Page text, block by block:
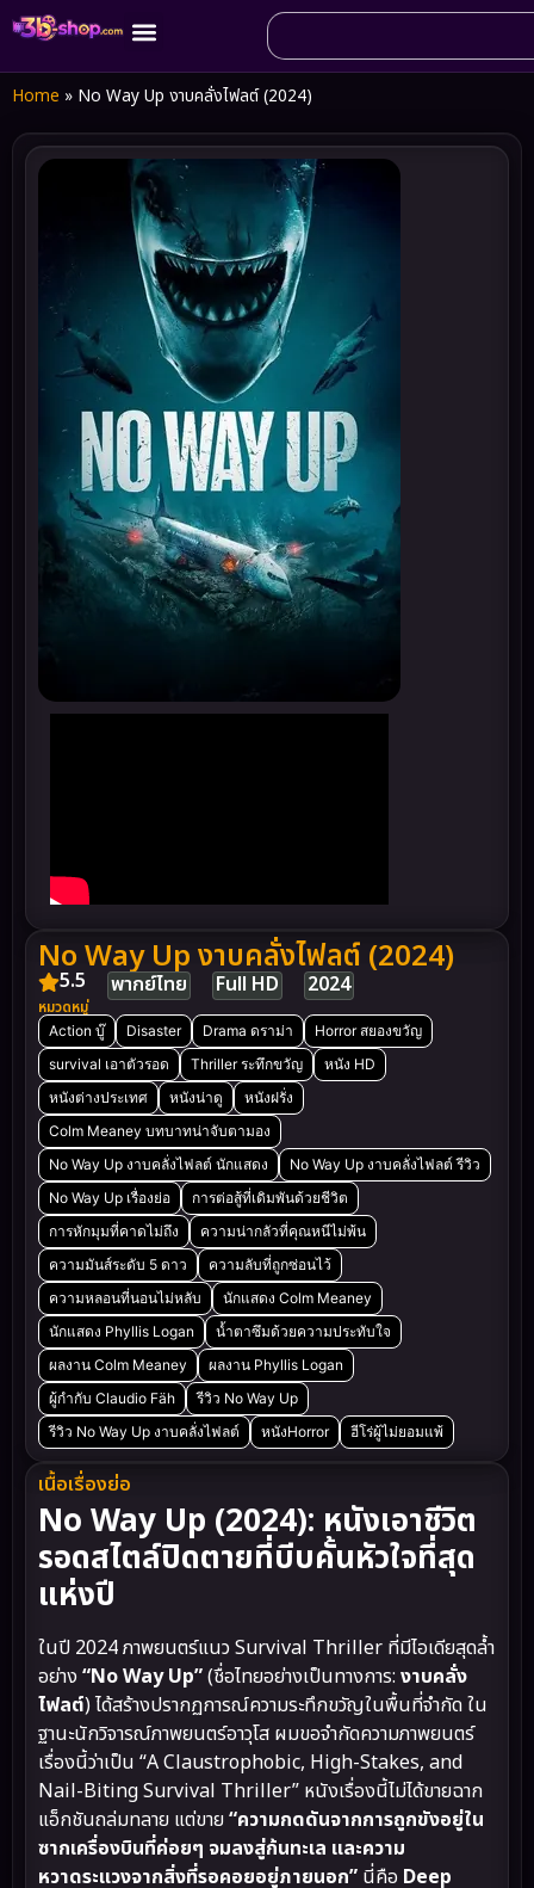
Home » No Way Up งาบคลั่งไฟลต์ (2024)
No Way Up งาบคลั่งไฟลต์ (2024)
5.5 พากย์ไทย Full HD 2024
หมวดหมู่
Action บู๊ Disaster Drama ดราม่า
Horror สยองขวัญ
survival เอาตัวรอด
Thriller ระทึกขวัญ
หนัง HD
หนังต่างประเทศ
หนังน่าดู
หนังฝรั่ง
Colm Meaney บทบาทน่าจับตามอง
No Way Up งาบคลั่งไฟลต์ นักแสดง
No Way Up งาบคลั่งไฟลต์ รีวิว
No Way Up เรื่องย่อ
การต่อสู้ที่เดิมพันด้วยชีวิต
การหักมุมที่คาดไม่ถึง
ความน่ากลัวที่คุณหนีไม่พ้น
ความมันส์ระดับ 5 ดาว
ความลับที่ถูกซ่อนไว้
ความหลอนที่นอนไม่หลับ
นักแสดง Colm Meaney
นักแสดง Phyllis Logan
น้ำตาซึมด้วยความประทับใจ
ผลงาน Colm Meaney
ผลงาน Phyllis Logan
ผู้กำกับ Claudio Fäh
รีวิว No Way Up
รีวิว No Way Up งาบคลั่งไฟลต์
หนังHorror ฮีโร่ผู้ไม่ยอมแพ้
เนื้อเรื่องย่อ
No Way Up (2024): หนังเอาชีวิต
รอดสไตล์ปิดตายที่บีบคั้นหัวใจที่สุด
แห่งปี
ในปี 2024 ภาพยนตร์แนว Survival Thriller ที่มีไอเดียสุดล้ำ
อย่าง “No Way Up”(ชื่อไทยอย่างเป็นทางการ: งาบคลั่ง
ไฟลต์) ได้สร้างปรากฏการณ์ความระทึกขวัญในพื้นที่จำกัด ใน
ฐานะนักวิจารณ์ภาพยนตร์อาวุโส ผมขอจำกัดความภาพยนตร์
เรื่องนี้ว่าเป็น “A Claustrophobic, High-Stakes, and
Nail-Biting Survival Thriller” หนังเรื่องนี้ไม่ได้ขายฉาก
แอ็กชันถล่มทลาย แต่ขาย“ความกดดันจากการถูกขังอยู่ใน
ซากเครื่องบินที่ค่อยๆ จมลงสู่ก้นทะเล และความ
หวาดระแวงจากสิ่งที่รอคอยอยู่ภายนอก” นี่คือ Deep